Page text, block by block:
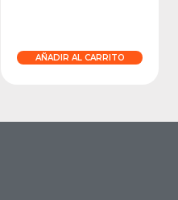
AÑADIR AL CARRITO